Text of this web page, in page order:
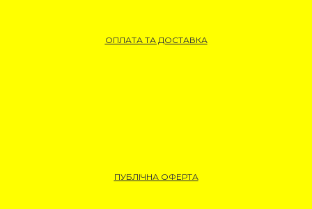
ОПЛАТА ТА ДОСТАВКА
ПУБЛІЧНА ОФЕРТА